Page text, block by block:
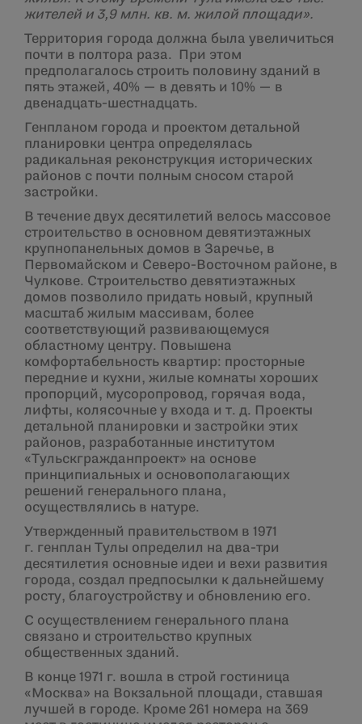
жителей и 3,9 млн. кв. м. жилой площади».
Территория города должна была увеличиться
почти в полтора раза. При этом
предполагалось строить половину зданий в
пять этажей, 40% — в девять и 10% — в
двенадцать-шестнадцать.
Генпланом города и проектом детальной
планировки центра определялась
радикальная реконструкция исторических
районов с почти полным сносом старой
застройки.
В течение двух десятилетий велось массовое
строительство в основном девяти­этажных
крупнопанельных домов в Заречье, в
Первомайском и Северо-Восточном районе, в
Чулкове. Строительство девятиэтажных
домов позволило придать новый, крупный
масштаб жилым массивам, более
соответствующий развивающемуся
областному центру. Повышена
комфортабельность квартир: просторные
передние и кухни, жилые комнаты хороших
пропорций, мусоропровод, горячая вода,
лифты, колясочные у входа и т. д. Проекты
детальной планировки и застройки этих
районов, разработанные институтом
«Тульскгражданпроект» на основе
принципиальных и основополагающих
решений генерального плана,
осуществлялись в натуре.
Утвержденный правительством в 1971
г. генплан Тулы опре­делил на два-три
десятилетия основные идеи и вехи развития
города, создал предпосылки к дальнейшему
росту, благоустройству и обновлению его.
С осуществлением генерального плана
связано и строительство крупных
общественных зданий.
В конце 1971 г. вошла в строй гостиница
«Москва» на Вокзальной площади, ставшая
лучшей в городе. Кроме 261 номера на 369